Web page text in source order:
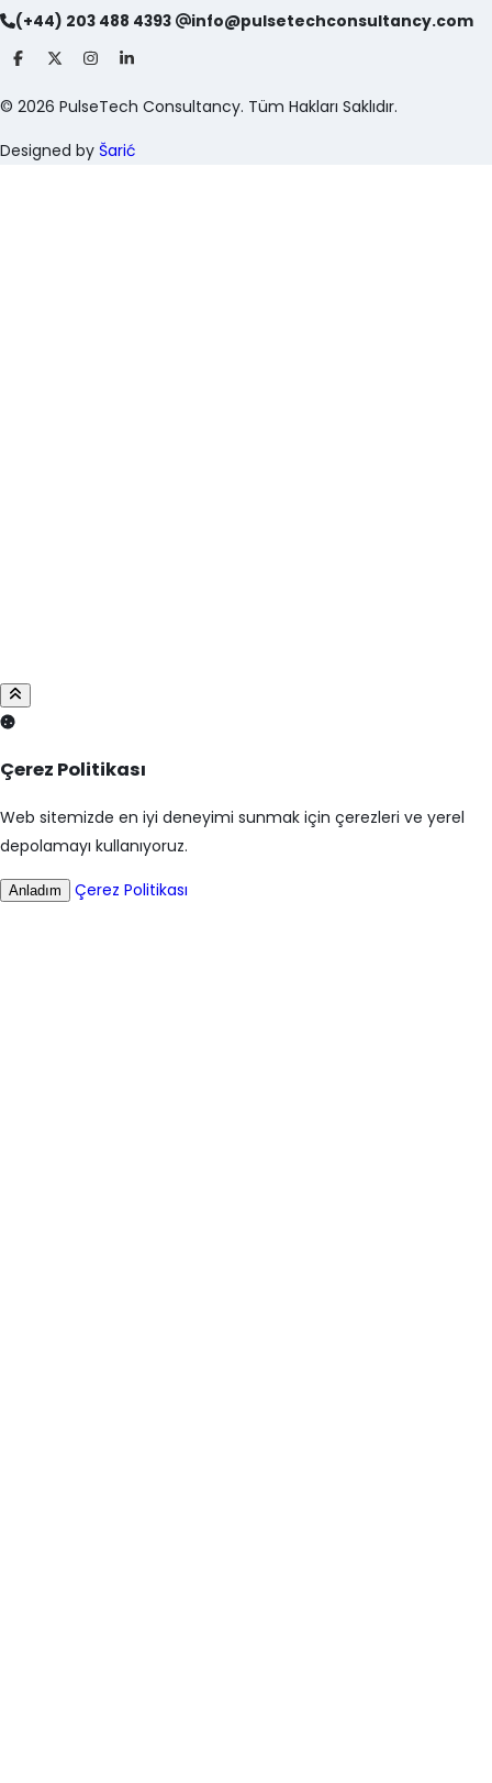
(+44) 203 488 4393 info@pulsetechconsultancy.com
© 2026 PulseTech Consultancy. Tüm Hakları Saklıdır.
Designed by Šarić
Çerez Politikası
Web sitemizde en iyi deneyimi sunmak için çerezleri ve yerel
depolamayı kullanıyoruz.
Anladım Çerez Politikası